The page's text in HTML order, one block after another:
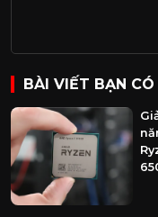
BÀI VIẾT BẠN